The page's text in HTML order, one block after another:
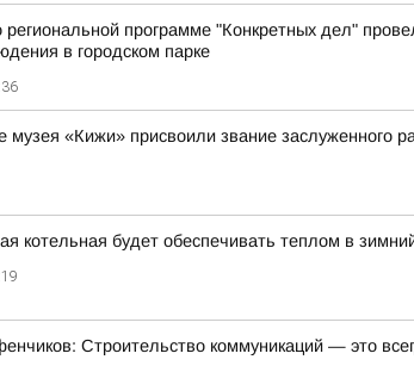
программе "Конкретных дел"
в городском парке
музея «Кижи» присвоили звание заслуженного
котельная будет обеспечивать теплом в
Строительство коммуникаций — это